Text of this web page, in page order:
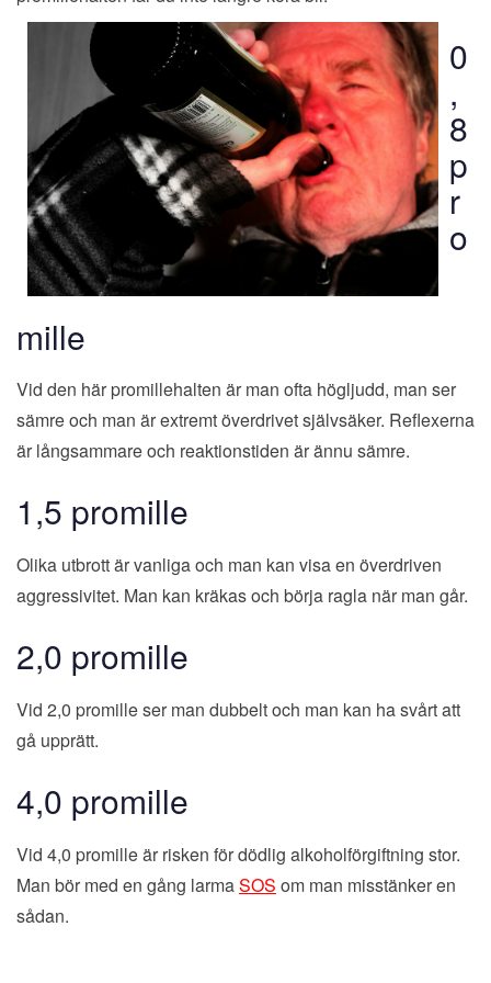
0
,
8
p
r
o
mille
Vid den här promillehalten är man ofta högljudd, man ser
sämre och man är extremt överdrivet självsäker. Reflexerna
är långsammare och reaktionstiden är ännu sämre.
1,5 promille
Olika utbrott är vanliga och man kan visa en överdriven
aggressivitet. Man kan kräkas och börja ragla när man går.
2,0 promille
Vid 2,0 promille ser man dubbelt och man kan ha svårt att
gå upprätt.
4,0 promille
Vid 4,0 promille är risken för dödlig alkoholförgiftning stor.
Man bör med en gång larmaSOS om man misstänker en
sådan.